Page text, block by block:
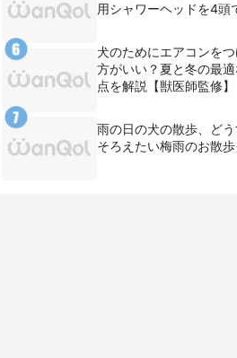
用シャワーヘッドを4頭
犬のためにエアコンを
方がいい？夏と冬の最
点を解説【獣医師監修】
雨の日の犬の散歩、ど
そろえたい梅雨のお散